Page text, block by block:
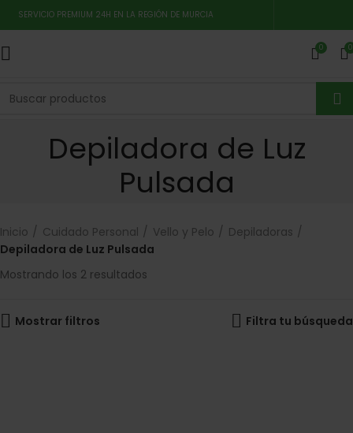
SERVICIO PREMIUM 24H EN LA REGIÓN DE MURCIA
0 0
Depiladora de Luz
Pulsada
Inicio Cuidado Personal Vello y Pelo
Depiladoras
Depiladora de Luz Pulsada
Mostrando los 2 resultados
Mostrar filtros Filtra tu búsqueda